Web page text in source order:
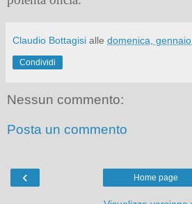
Claudio Bottagisi alle domenica,
Condividi
Nessun commento:
Posta un commento
‹ Home page